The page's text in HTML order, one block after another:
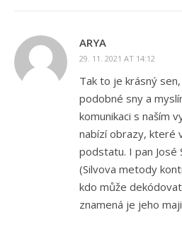
ARYA
29. 11. 2021 AT 14:12
Tak to je krásný
podobné sny a
komunikaci s naším
nabízí obrazy, které
podstatu. I pan José
(Silvova metody
kdo může
znamená je jeho